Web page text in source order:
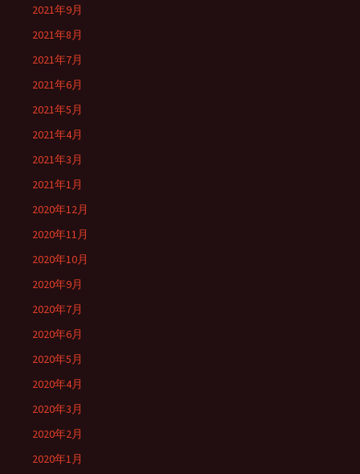
2021年9月
2021年8月
2021年7月
2021年6月
2021年5月
2021年4月
2021年3月
2021年1月
2020年12月
2020年11月
2020年10月
2020年9月
2020年7月
2020年6月
2020年5月
2020年4月
2020年3月
2020年2月
2020年1月